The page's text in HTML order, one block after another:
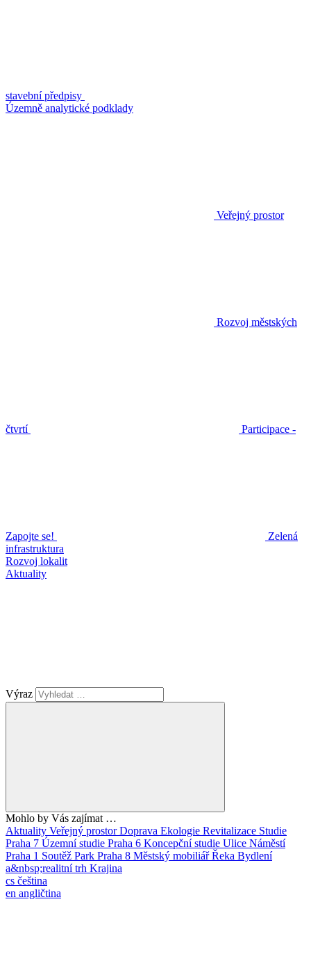
stavební předpisy
Územně analytické podklady
Veřejný prostor
Rozvoj městských
čtvrtí Participace -
Zapojte se!
Zelená
infrastruktura
Rozvoj lokalit
Aktuality
Výraz
Mohlo by Vás zajímat …
Aktuality Veřejný prostorDoprava Ekologie Revitalizace Studie
Praha 7 Územní studie Praha 6 Koncepční studie Ulice Náměstí
Praha 1 Soutěž Park Praha 8 Městský mobiliářŘeka Bydlení
a&nbsp;realitní trh Krajina
cs čeština
en angličtina